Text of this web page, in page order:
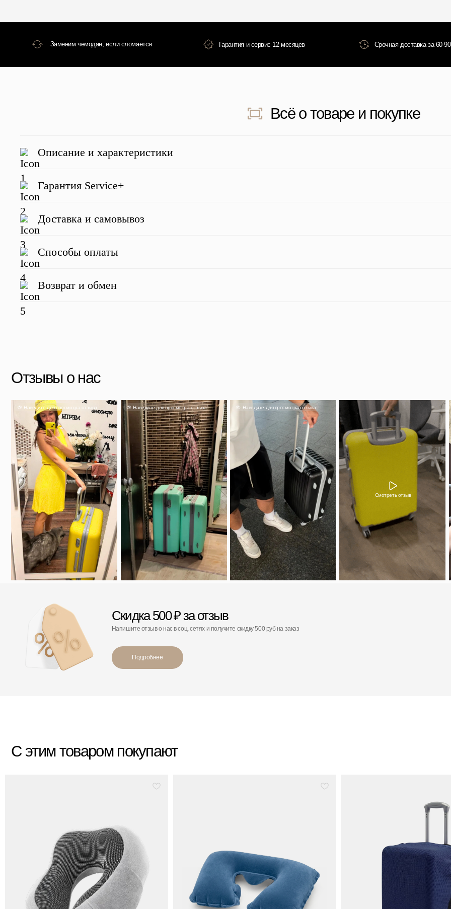
Описание и характеристики
Гарантия Service+
Доставка и самовывоз
Способы оплаты
Возврат и обмен
Отзывы о нас
Отличный
небольшой, и
нравится.
уже 2 перелета. Замки не
заедают, кодовый замок
работает, пластик добротный.
покупке не пожалели.
Красивый вместительный
стильный.
Наведите для просмотра отзыва
Напишите отзыв о нас в соц. сетях и получите скидку 500 руб на заказ
Скидка 500 ₽ за отзыв
Подробнее
С этим товаром покупают